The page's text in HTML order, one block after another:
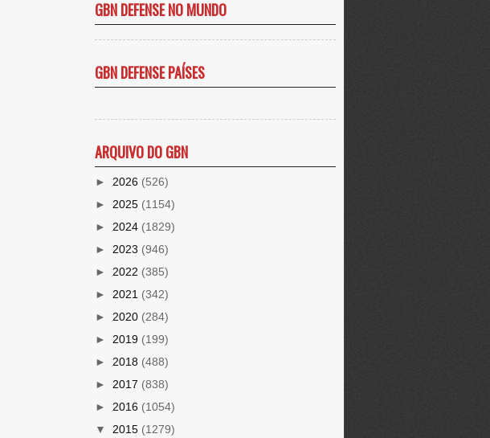
GBN DEFENSE NO MUNDO
GBN DEFENSE PAÍSES
ARQUIVO DO GBN
► 2026 (526)
► 2025 (1154)
► 2024 (1829)
► 2023 (946)
► 2022 (385)
► 2021 (342)
► 2020 (284)
► 2019 (199)
► 2018 (488)
► 2017 (838)
► 2016 (1054)
▼ 2015 (1279)